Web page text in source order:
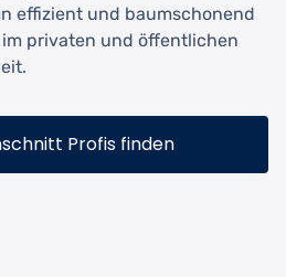
effizient und baumschonend
privaten und öffentlichen
Profis finden